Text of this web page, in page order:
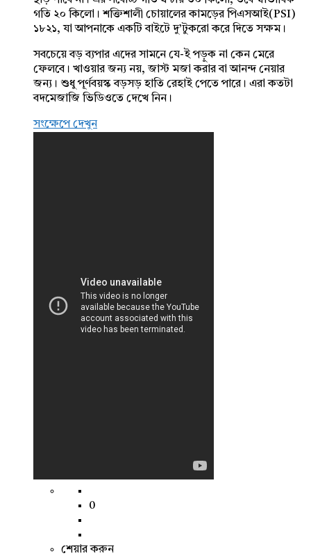
গতি ২০ কিলো। শক্তিশালী চোয়ালের কামড়ের পিএসআই(PSI)
১৮২১, যা আপনাকে একটি বাইটে দু’টুকরো করে দিতে সক্ষম।
সবচেয়ে বড় ব্যপার এদের সামনে যে-ই পড়ুক না কেন মেরে
ফেলবে। খাওয়ার জন্য নয়, জাস্ট মজা করার বা আনন্দ নেয়ার
জন্য। শুধু পূর্ণবয়স্ক বড়সড় হাতি রেহাই পেতে পারে। এরা কতটা
বদমেজাজি ভিডিওতে দেখে নিন।
সংক্ষেপে দেখুন
0
শেয়ার করুন